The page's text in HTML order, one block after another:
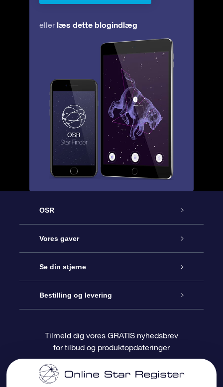
eller læs dette blogindlæg
OSR
Kundeservice
Kontakt os
Bloggen
Anmeldelser
Vores gaver
Online Stjernegave
OSR Gavepakke
OSR Gavekortet
Firmagaver
Se din stjerne
Star Register
Personliggjort Stjerneside
One Million Stars
Bestilling og levering
Betalingsinformation
Forsendelsesoplysninger
Tilmeld dig vores GRATIS nyhedsbrev
for tilbud og produktopdateringer